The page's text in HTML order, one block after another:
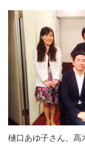
樋口あゆ子さん、高